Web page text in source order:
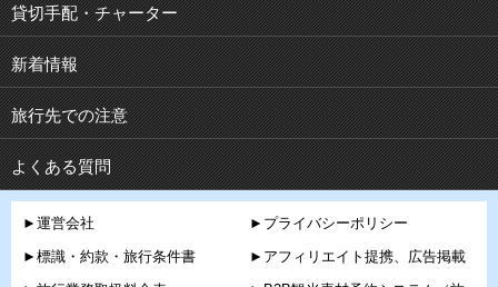
貸切手配・チャーター
新着情報
旅行先での注意
よくある質問
►運営会社
►標識・約款・旅行条件書
►プライバシーポリシー
►アフィリエイト提携、広告掲載